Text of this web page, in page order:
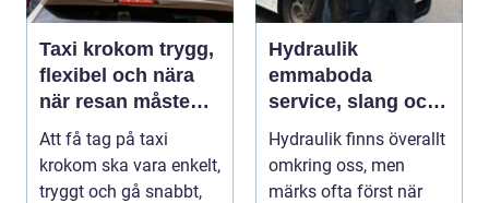
Taxi krokom trygg,
flexibel och nära
när resan måste
fungera
Att få tag på taxi
krokom ska vara enkelt,
tryggt och gå snabbt,
Hydraulik
emmaboda
service, slang och
smarta lösningar
nära till hands
Hydraulik finns överallt
omkring oss, men
märks ofta först när